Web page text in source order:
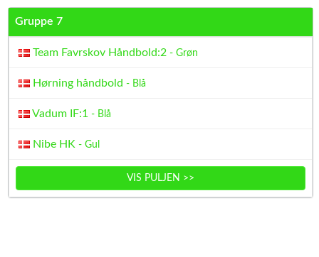
Gruppe 7
Team Favrskov Håndbold:2 - Grøn
Hørning håndbold - Blå
Vadum IF:1 - Blå
Nibe HK - Gul
VIS PULJEN >>